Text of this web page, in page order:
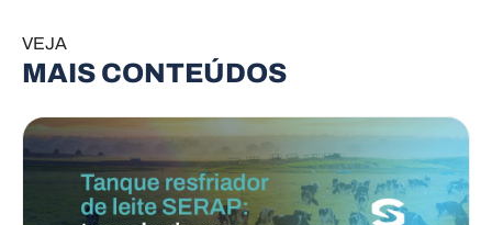
VEJA
MAIS CONTEÚDOS